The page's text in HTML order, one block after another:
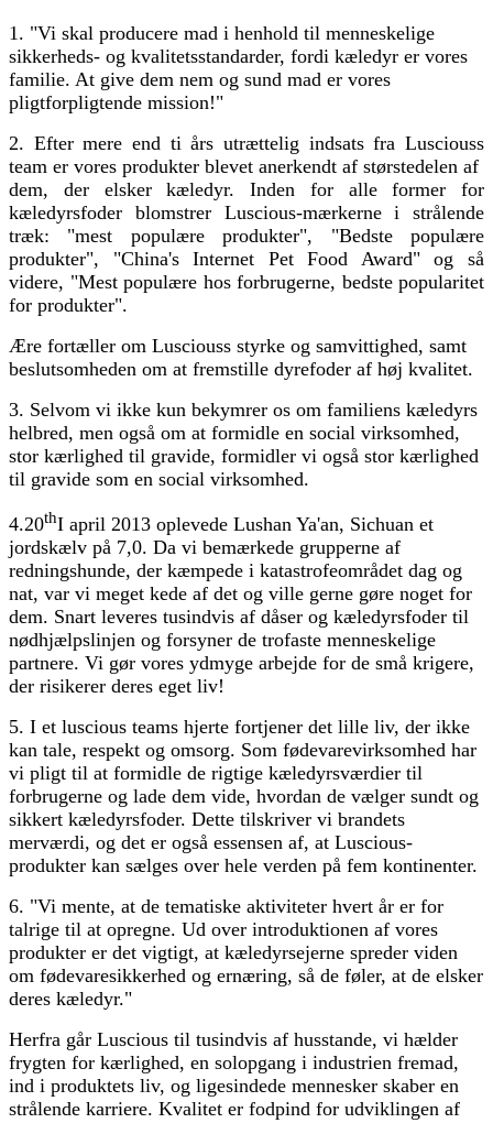
1. "Vi skal producere mad i henhold til menneskelige
sikkerheds- og kvalitetsstandarder, fordi kæledyr er vores
familie. At give dem nem og sund mad er vores
pligtforpligtende mission!"
2. Efter mere end ti års utrættelig indsats fra Lusciouss
team er vores produkter blevet anerkendt af størstedelen af ​​
dem, der elsker kæledyr. Inden for alle former for
kæledyrsfoder blomstrer Luscious-mærkerne i strålende
træk: "mest populære produkter", "Bedste populære
produkter", "China's Internet Pet Food Award" og så
videre, "Mest populære hos forbrugerne, bedste popularitet
for produkter".
Ære fortæller om Lusciouss styrke og samvittighed, samt
beslutsomheden om at fremstille dyrefoder af høj kvalitet.
3. Selvom vi ikke kun bekymrer os om familiens kæledyrs
helbred, men også om at formidle en social virksomhed,
stor kærlighed til gravide, formidler vi også stor kærlighed
til gravide som en social virksomhed.
4.20thI april 2013 oplevede Lushan Ya'an, Sichuan et
jordskælv på 7,0. Da vi bemærkede grupperne af
redningshunde, der kæmpede i katastrofeområdet dag og
nat, var vi meget kede af det og ville gerne gøre noget for
dem. Snart leveres tusindvis af dåser og kæledyrsfoder til
nødhjælpslinjen og forsyner de trofaste menneskelige
partnere. Vi gør vores ydmyge arbejde for de små krigere,
der risikerer deres eget liv!
5. I et luscious teams hjerte fortjener det lille liv, der ikke
kan tale, respekt og omsorg. Som fødevarevirksomhed har
vi pligt til at formidle de rigtige kæledyrsværdier til
forbrugerne og lade dem vide, hvordan de vælger sundt og
sikkert kæledyrsfoder. Dette tilskriver vi brandets
merværdi, og det er også essensen af, at Luscious-
produkter kan sælges over hele verden på fem kontinenter.
6. "Vi mente, at de tematiske aktiviteter hvert år er for
talrige til at opregne. Ud over introduktionen af ​​vores
produkter er det vigtigt, at kæledyrsejerne spreder viden
om fødevaresikkerhed og ernæring, så de føler, at de elsker
deres kæledyr."
Herfra går Luscious til tusindvis af husstande, vi hælder
frygten for kærlighed, en solopgang i industrien fremad,
ind i produktets liv, og ligesindede mennesker skaber en
strålende karriere. Kvalitet er fodpind for udviklingen af ​​